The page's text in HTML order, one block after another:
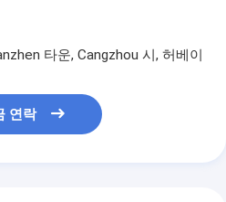
타운, Cangzhou 시, 허베이
연락